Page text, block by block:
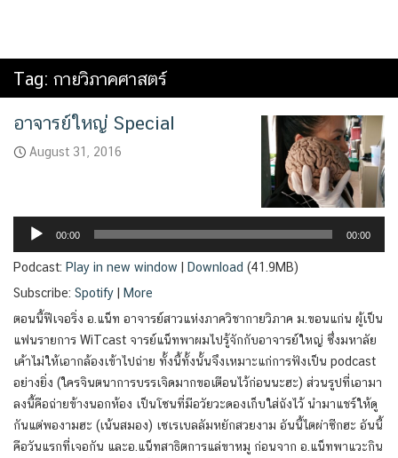
Tag: กายวิภาคศาสตร์
อาจารย์ใหญ่ Special
August 31, 2016
00:00 00:00
Podcast: Play in new window Download (41.9MB)
Subscribe: Spotify
More
ตอนนี้ฟีเจอริ่ง อ.แน็ท อาจารย์สาวแห่งภาควิชากายวิภาค ม.ขอนแก่น ผู้เป็น
แฟนรายการ WiTcast จารย์แน็ทพาผมไปรู้จักกับอาจารย์ใหญ่ ซึ่งมหาลัย
เค้าไม่ให้เอากล้องเข้าไปถ่าย ทั้งนี้ทั้งนั้นจึงเหมาะแก่การฟังเป็น podcast
อย่างยิ่ง (ใครจินตนาการบรรเจิดมากขอเตือนไว้ก่อนนะฮะ) ส่วนรูปที่เอามา
ลงนี้คือถ่ายข้างนอกห้อง เป็นโซนที่มีอวัยวะดองเก็บใส่ถังไว้ นำมาแชร์ให้ดู
กันแต่พองามฮะ (เน้นสมอง) เซเรเบลลัมหยักสวยงาม อันนี้ไตผ่าซีกฮะ อันนี้
คือวันแรกที่เจอกัน และอ.แน็ทสาธิตการแล่ขาหมู ก่อนจาก อ.แน็ทพาแวะกิน